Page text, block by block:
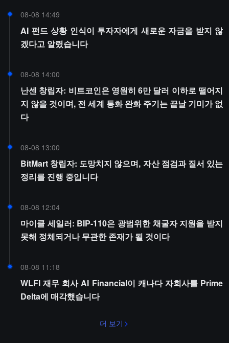
08-08 14:49
AI 펀드 상황 인식이 투자자에게 새로운 자금을 받지 않
겠다고 알렸습니다
08-08 14:00
난센 창립자: 비트코인은 영원히 6만 달러 이하로 떨어지
지 않을 것이며, 전 세계 통화 완화 주기는 끝날 기미가 없
다
08-08 13:00
BitMart 창립자: 도망치지 않으며, 자산 점검과 질서 있는
정리를 진행 중입니다
08-08 12:04
마이클 세일러: BIP-110은 광범위한 채굴자 지원을 받지
못해 정체되거나 무관한 존재가 될 것이다
08-08 11:18
WLFI 재무 회사 AI Financial이 캐나다 자회사를 Prime
Delta에 매각했습니다
더 보기